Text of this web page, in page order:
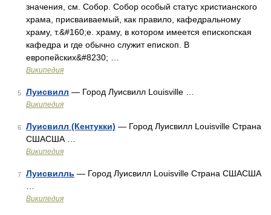
значения, см. Собор. Собор особый статус христианского
храма, присваиваемый, как правило, кафедральному
храму, т.&#160;е. храму, в котором имеется епископская
кафедра и где обычно служит епископ. В
европейских&#8230; …
Википедия
5 Луисвилл — Город Луисвилл Louisville …
Википедия
6 Луисвилл (Кентукки) — Город Луисвилл Louisville Страна
СШАСША …
Википедия
7 Луисвилль — Город Луисвилл Louisville Страна СШАСША
Википедия